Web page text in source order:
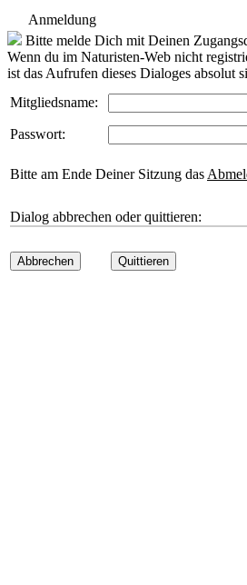
Anmeldung
Bitte melde Dich mit Deinen
Wenn du im Naturisten-Web nicht
ist das Aufrufen dieses Dialoges absolut
Mitgliedsname:
Passwort:
Bitte am Ende Deiner Sitzung das
Dialog abbrechen oder quittieren:
Abbrechen Quittieren